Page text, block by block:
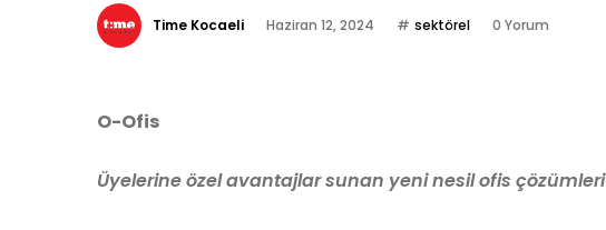
Time Kocaeli Haziran 12, 2024 sektörel 0 Yorum
O-Ofis
Üyelerine özel avantajlar sunan yeni nesil ofis çözümleri